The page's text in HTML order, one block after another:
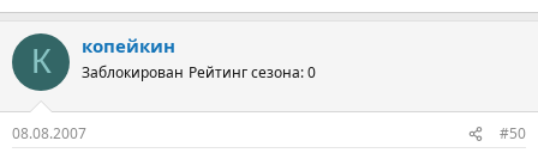
К копейкин
Заблокирован Рейтинг сезона: 0
08.08.2007 #50